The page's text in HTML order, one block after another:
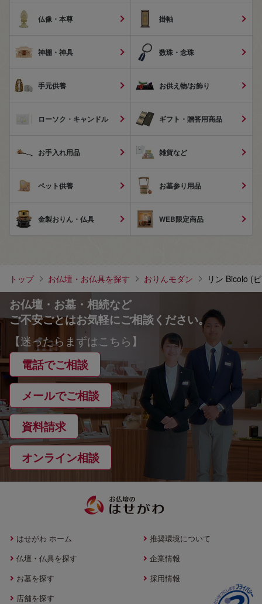
仏像・本尊 掛軸
神棚・神具 数珠・念珠
手元供養 お供え物/お飾り
ローソク・キャンドル ギフト・贈答用商品
お手入れ用品 雑貨など
ペット供養 お墓参り用品
金製おりん・仏具 WEB限定商品
トップ お仏壇・お仏具を探す おりんモダン リン Bicolo (
お仏壇・お墓・相続など
ご不安ごとはお気軽にご相談ください。
【迷ったらまずはこちら】
電話でご相談
メールでご相談
資料請求
オンライン相談
はせがわ ホーム
仏壇・仏具を探す
お墓を探す
店舗を探す
推奨環境について
企業情報
採用情報